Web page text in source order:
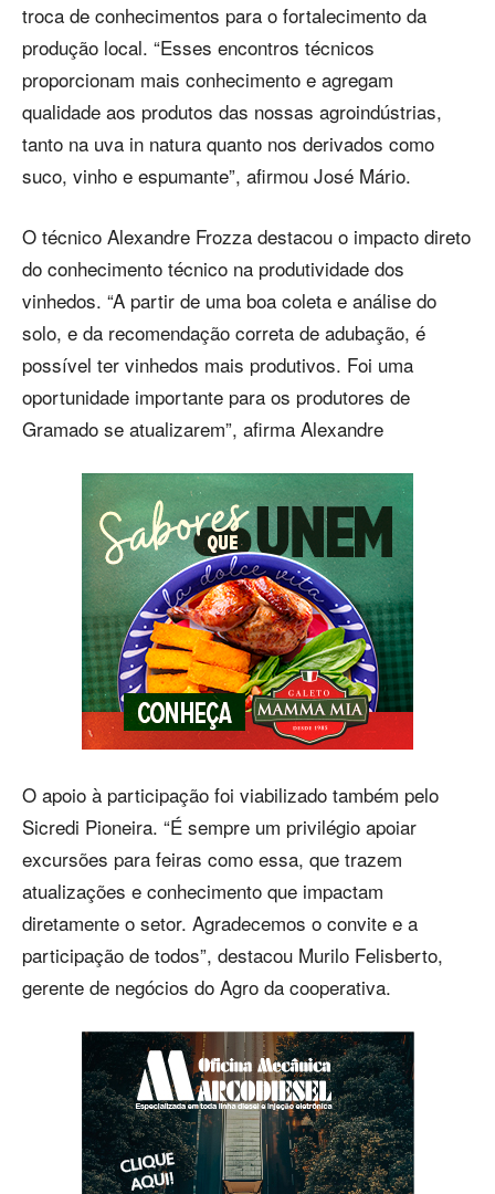
troca de conhecimentos para o fortalecimento da
produção local. “Esses encontros técnicos
proporcionam mais conhecimento e agregam
qualidade aos produtos das nossas agroindústrias,
tanto na uva in natura quanto nos derivados como
suco, vinho e espumante”, afirmou José Mário.
O técnico Alexandre Frozza destacou o impacto direto
do conhecimento técnico na produtividade dos
vinhedos. “A partir de uma boa coleta e análise do
solo, e da recomendação correta de adubação, é
possível ter vinhedos mais produtivos. Foi uma
oportunidade importante para os produtores de
Gramado se atualizarem”, afirma Alexandre
O apoio à participação foi viabilizado também pelo
Sicredi Pioneira. “É sempre um privilégio apoiar
excursões para feiras como essa, que trazem
atualizações e conhecimento que impactam
diretamente o setor. Agradecemos o convite e a
participação de todos”, destacou Murilo Felisberto,
gerente de negócios do Agro da cooperativa.